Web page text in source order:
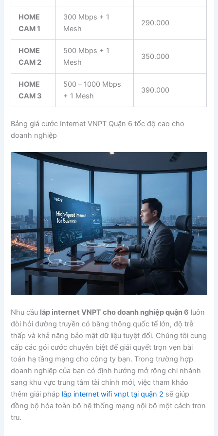
HOME
CAM 1
300 Mbps + 1
Mesh
290.000
HOME
CAM 2
500 Mbps + 1
Mesh
350.000
HOME
CAM 3
500 – 1000 Mbps
+ 1 Mesh
390.000
Bảng giá cước Internet VNPT Quận 6 tốc độ cao cho
doanh nghiệp
Nhu cầu lắp internet VNPT cho doanh nghiệp quận 6 luôn
đòi hỏi đường truyền có băng thông quốc tế lớn, độ trễ
thấp và khả năng bảo mật dữ liệu tuyệt đối. Chúng tôi cung
cấp các gói cước chuyên biệt để giải quyết trọn vẹn bài
toán hạ tầng mạng cho công ty bạn. Trong trường hợp
doanh nghiệp của bạn có định hướng mở rộng chi nhánh
sang khu vực trung tâm tài chính mới, việc tham khảo
thêm giải pháp lắp internet wifi vnpt tại quận 2 sẽ giúp
đồng bộ hóa toàn bộ hệ thống mạng nội bộ một cách trơn
tru.